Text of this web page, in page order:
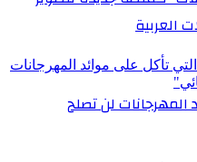
العربية
المهرجانات لن تصلح